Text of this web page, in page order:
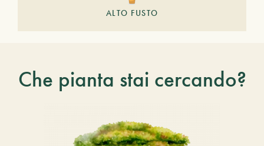
ALTO FUSTO
Che pianta stai cercando?